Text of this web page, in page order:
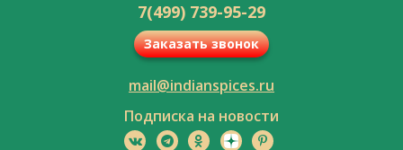
7(499) 739-95-29
Заказать звонок
mail@indianspices.ru
Подписка на новости